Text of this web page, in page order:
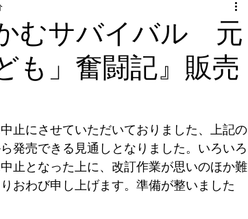
むサバイバル 元
も」奮闘記』販売
止にさせていただいておりました、上記の
発売できる見通しとなりました。いろいろ
止となった上に、改訂作業が思いのほか難
おわび申し上げます。準備が整いました